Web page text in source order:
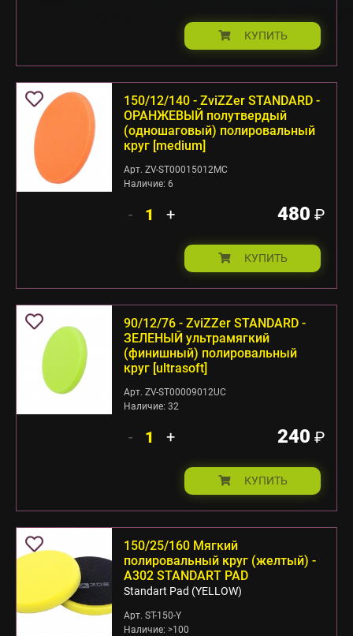
КУПИТЬ
150/12/140 - ZviZZer STANDARD -
ОРАНЖЕВЫЙ полутвердый
(одношаговый) полировальный
круг [medium]
Арт. ZV-ST00015012MC
Наличие: 6
- + 480 ₽
КУПИТЬ
90/12/76 - ZviZZer STANDARD -
ЗЕЛЕНЫЙ ультрамягкий
(финишный) полировальный
круг [ultrasoft]
Арт. ZV-ST00009012UC
Наличие: 32
- + 240 ₽
КУПИТЬ
150/25/160 Мягкий
полировальный круг (желтый) -
А302 STANDART PAD
Standart Pad (YELLOW)
Арт. ST-150-Y
Наличие: >100